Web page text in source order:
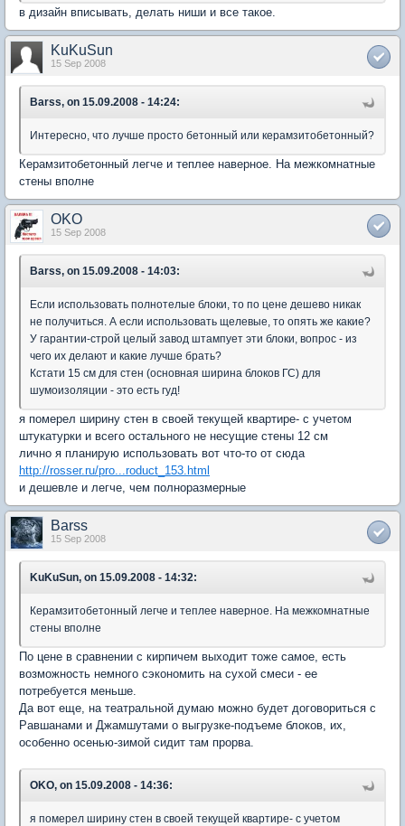
в дизайн вписывать, делать ниши и все такое.
KuKuSun
15 Sep 2008
Barss, on 15.09.2008 - 14:24:
Интересно, что лучше просто бетонный или керамзитобетонный?
Керамзитобетонный легче и теплее наверное. На межкомнатные
стены вполне
OKO
15 Sep 2008
Barss, on 15.09.2008 - 14:03:
Если использовать полнотелые блоки, то по цене дешево никак
не получиться. А если использовать щелевые, то опять же какие?
У гарантии-строй целый завод штампует эти блоки, вопрос - из
чего их делают и какие лучше брать?
Кстати 15 см для стен (основная ширина блоков ГС) для
шумоизоляции - это есть гуд!
я померел ширину стен в своей текущей квартире- с учетом
штукатурки и всего остального не несущие стены 12 см
лично я планирую использовать вот что-то от сюда
http://rosser.ru/pro...roduct_153.html
и дешевле и легче, чем полноразмерные
Barss
15 Sep 2008
KuKuSun, on 15.09.2008 - 14:32:
Керамзитобетонный легче и теплее наверное. На межкомнатные
стены вполне
По цене в сравнении с кирпичем выходит тоже самое, есть
возможность немного сэкономить на сухой смеси - ее
потребуется меньше.
Да вот еще, на театральной думаю можно будет договориться с
Равшанами и Джамшутами о выгрузке-подъеме блоков, их,
особенно осенью-зимой сидит там прорва.
OKO, on 15.09.2008 - 14:36:
я померел ширину стен в своей текущей квартире- с учетом